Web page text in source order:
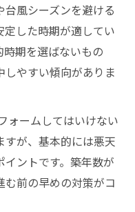
風シーズンを避ける
した時期が適してい
期を選ばないもの
やすい傾向がありま
ォームしてはいけない
すが、基本的には悪天
ントです。築年数が
前の早めの対策がコ